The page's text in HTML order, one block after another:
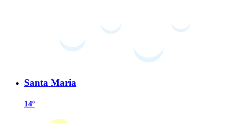
Santa Maria
14º